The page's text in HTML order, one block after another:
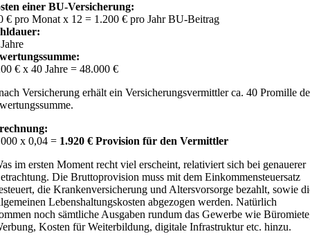
einer BU-Versicherung:
€ pro Monat x 12 = 1.200 € pro Jahr BU-Beitrag
€ x 40 Jahre = 48.000 €
Versicherung erhält ein Versicherungsvermittler ca. 40 Promille
x 0,04 = 1.920 € Provision für den Vermittler
im ersten Moment recht viel erscheint, relativiert sich bei genauerer
Die Bruttoprovision muss mit dem Einkommensteuersatz
die Krankenversicherung und Altersvorsorge bezahlt, sowie
Lebenshaltungskosten abgezogen werden. Natürlich
noch sämtliche Ausgaben rundum das Gewerbe wie
Kosten für Weiterbildung, digitale Infrastruktur etc. hinzu.